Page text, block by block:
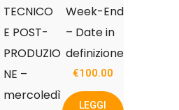
TECNICO
E POST-
PRODUZIO
NE –
mercoledì
Week-End
– Date in
definizione
€100.00
LEGGI